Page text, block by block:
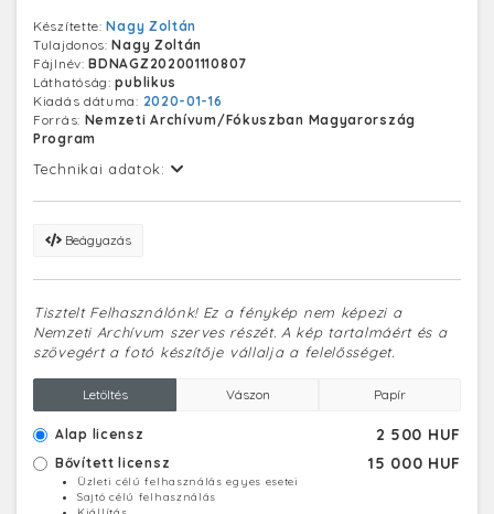
Készítette:Nagy Zoltán
Tulajdonos:Nagy Zoltán
Fájlnév:BDNAGZ202001110807
Láthatóság:publikus
Kiadás dátuma: 2020-01-16
Forrás: Nemzeti Archívum/Fókuszban Magyarország
Program
Technikai adatok:
Beágyazás
Tisztelt Felhasználónk! Ez a fénykép nem képezi a
Nemzeti Archívum szerves részét. A kép tartalmáért és a
szövegért a fotó készítője vállalja a felelősséget.
Letöltés Vászon Papír
Alap licensz 2 500 HUF
Bővített licensz 15 000 HUF
Üzleti célú felhasználás egyes esetei
Sajtó célú felhasználás